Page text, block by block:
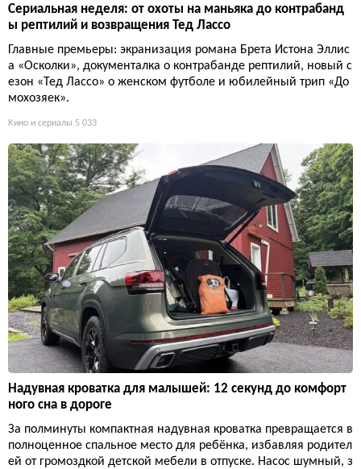
Сериальная неделя: от охоты на маньяка до контрабанд
ы рептилий и возвращения Тед Лассо
Главные премьеры: экранизация романа Брета Истона Эллис
а «Осколки», документалка о контрабанде рептилий, новый с
езон «Тед Лассо» о женском футболе и юбилейный трип «До
мохозяек».
Кино и сериалы 5 033
Надувная кроватка для малышей: 12 секунд до комфорт
ного сна в дороге
За полминуты компактная надувная кроватка превращается в
полноценное спальное место для ребёнка, избавляя родител
ей от громоздкой детской мебели в отпуске. Насос шумный, з